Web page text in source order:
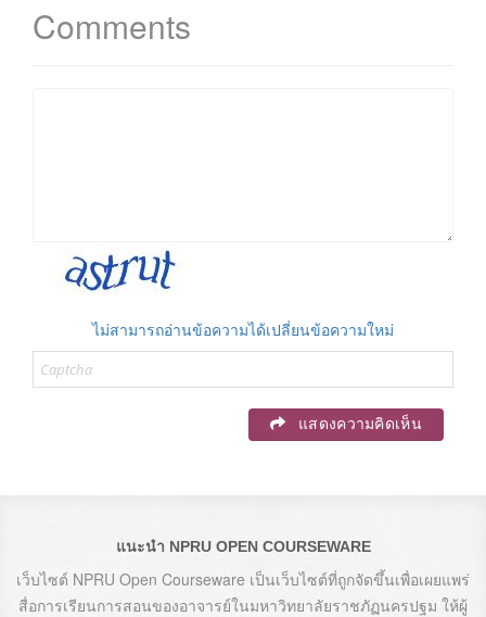
Comments
ไม่สามารถอ่านข้อความได้เปลี่ยนข้อความใหม่
แสดงความคิดเห็น
แนะนำ NPRU OPEN COURSEWARE
เว็บไซต์ NPRU Open Courseware เป็นเว็บไซต์ที่ถูกจัดขึ้นเพื่อเผยแพร่
สื่อการเรียนการสอนของอาจารย์ในมหาวิทยาลัยราชภัฏนครปฐม ให้ผู้